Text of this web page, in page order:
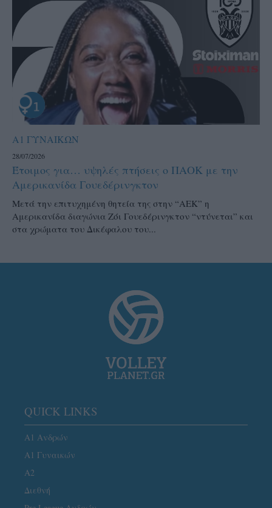
Α1 ΓΥΝΑΙΚΩΝ
28/07/2026
Έτοιμος για… υψηλές πτήσεις ο ΠΑΟΚ με την
Αμερικανίδα Γουεδέρινγκτον
Μετά την επιτυχημένη θητεία της στην “ΑΕΚ” η
Αμερικανίδα διαγώνια Ζόι Γουεδέρινγκτον “ντύνεται” και
στα χρώματα του Δικέφαλου του...
QUICK LINKS
Α1 Ανδρών
Α1 Γυναικών
A2
Διεθνή